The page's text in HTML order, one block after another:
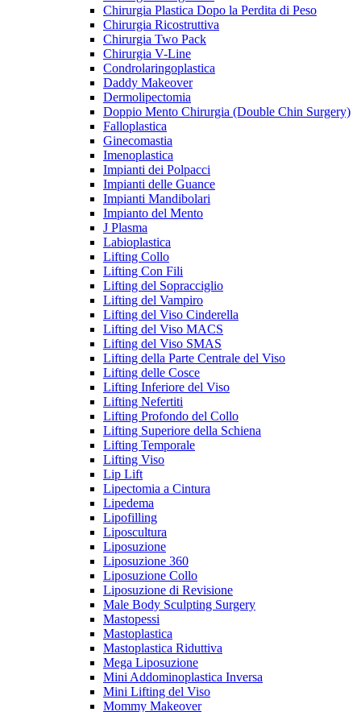
Chirurgia Plastica Dopo la Perdita di Peso
Chirurgia Ricostruttiva
Chirurgia Two Pack
Chirurgia V-Line
Condrolaringoplastica
Daddy Makeover
Dermolipectomia
Doppio Mento Chirurgia (Double Chin Surgery)
Falloplastica
Ginecomastia
Imenoplastica
Impianti dei Polpacci
Impianti delle Guance
Impianti Mandibolari
Impianto del Mento
J Plasma
Labioplastica
Lifting Collo
Lifting Con Fili
Lifting del Sopracciglio
Lifting del Vampiro
Lifting del Viso Cinderella
Lifting del Viso MACS
Lifting del Viso SMAS
Lifting della Parte Centrale del Viso
Lifting delle Cosce
Lifting Inferiore del Viso
Lifting Nefertiti
Lifting Profondo del Collo
Lifting Superiore della Schiena
Lifting Temporale
Lifting Viso
Lip Lift
Lipectomia a Cintura
Lipedema
Lipofilling
Liposcultura
Liposuzione
Liposuzione 360
Liposuzione Collo
Liposuzione di Revisione
Male Body Sculpting Surgery
Mastopessi
Mastoplastica
Mastoplastica Riduttiva
Mega Liposuzione
Mini Addominoplastica Inversa
Mini Lifting del Viso
Mommy Makeover